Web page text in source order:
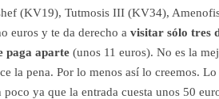
(KV19), Tutmosis III (KV34),
euros y te da derecho a visitar sólo tres
paga aparte (unos 11 euros). No es la
la pena. Por lo menos así lo creemos.
ya que la entrada cuesta unos 50